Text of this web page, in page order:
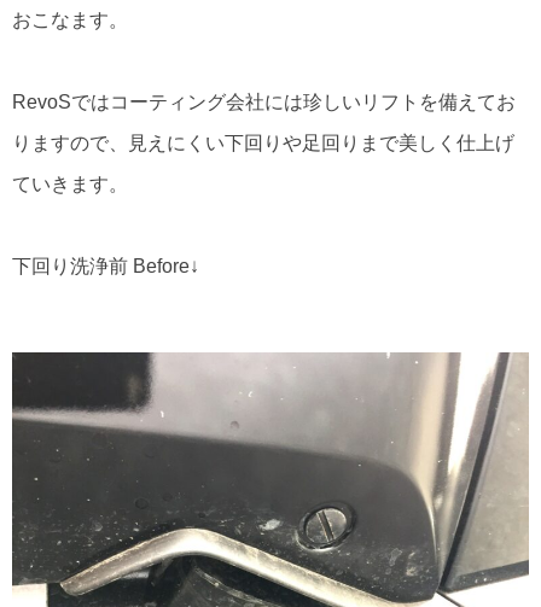
おこなます。
RevoSではコーティング会社には珍しいリフトを備えてお
りますので、見えにくい下回りや足回りまで美しく仕上げ
ていきます。
下回り洗浄前 Before↓